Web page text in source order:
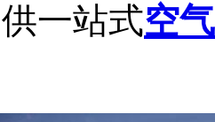
一站式空